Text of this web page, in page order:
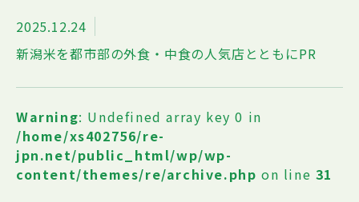
2025.12.24
新潟米を都市部の外食・中食の人気店とともにPR
Warning: Undefined array key 0 in
/home/xs402756/re-
jpn.net/public_html/wp/wp-
content/themes/re/archive.php on line 31